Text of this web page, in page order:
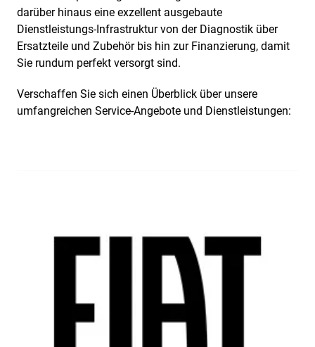
darüber hinaus eine exzellent ausgebaute
Dienstleistungs-Infrastruktur von der Diagnostik über
Ersatzteile und Zubehör bis hin zur Finanzierung, damit
Sie rundum perfekt versorgt sind.
Verschaffen Sie sich einen Überblick über unsere
umfangreichen Service-Angebote und Dienstleistungen: